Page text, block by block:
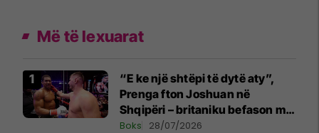
Më të lexuarat
“E ke një shtëpi të dytë aty”,
Prenga fton Joshuan në
Shqipëri – britaniku befason me
komentin
Boks 28/07/2026